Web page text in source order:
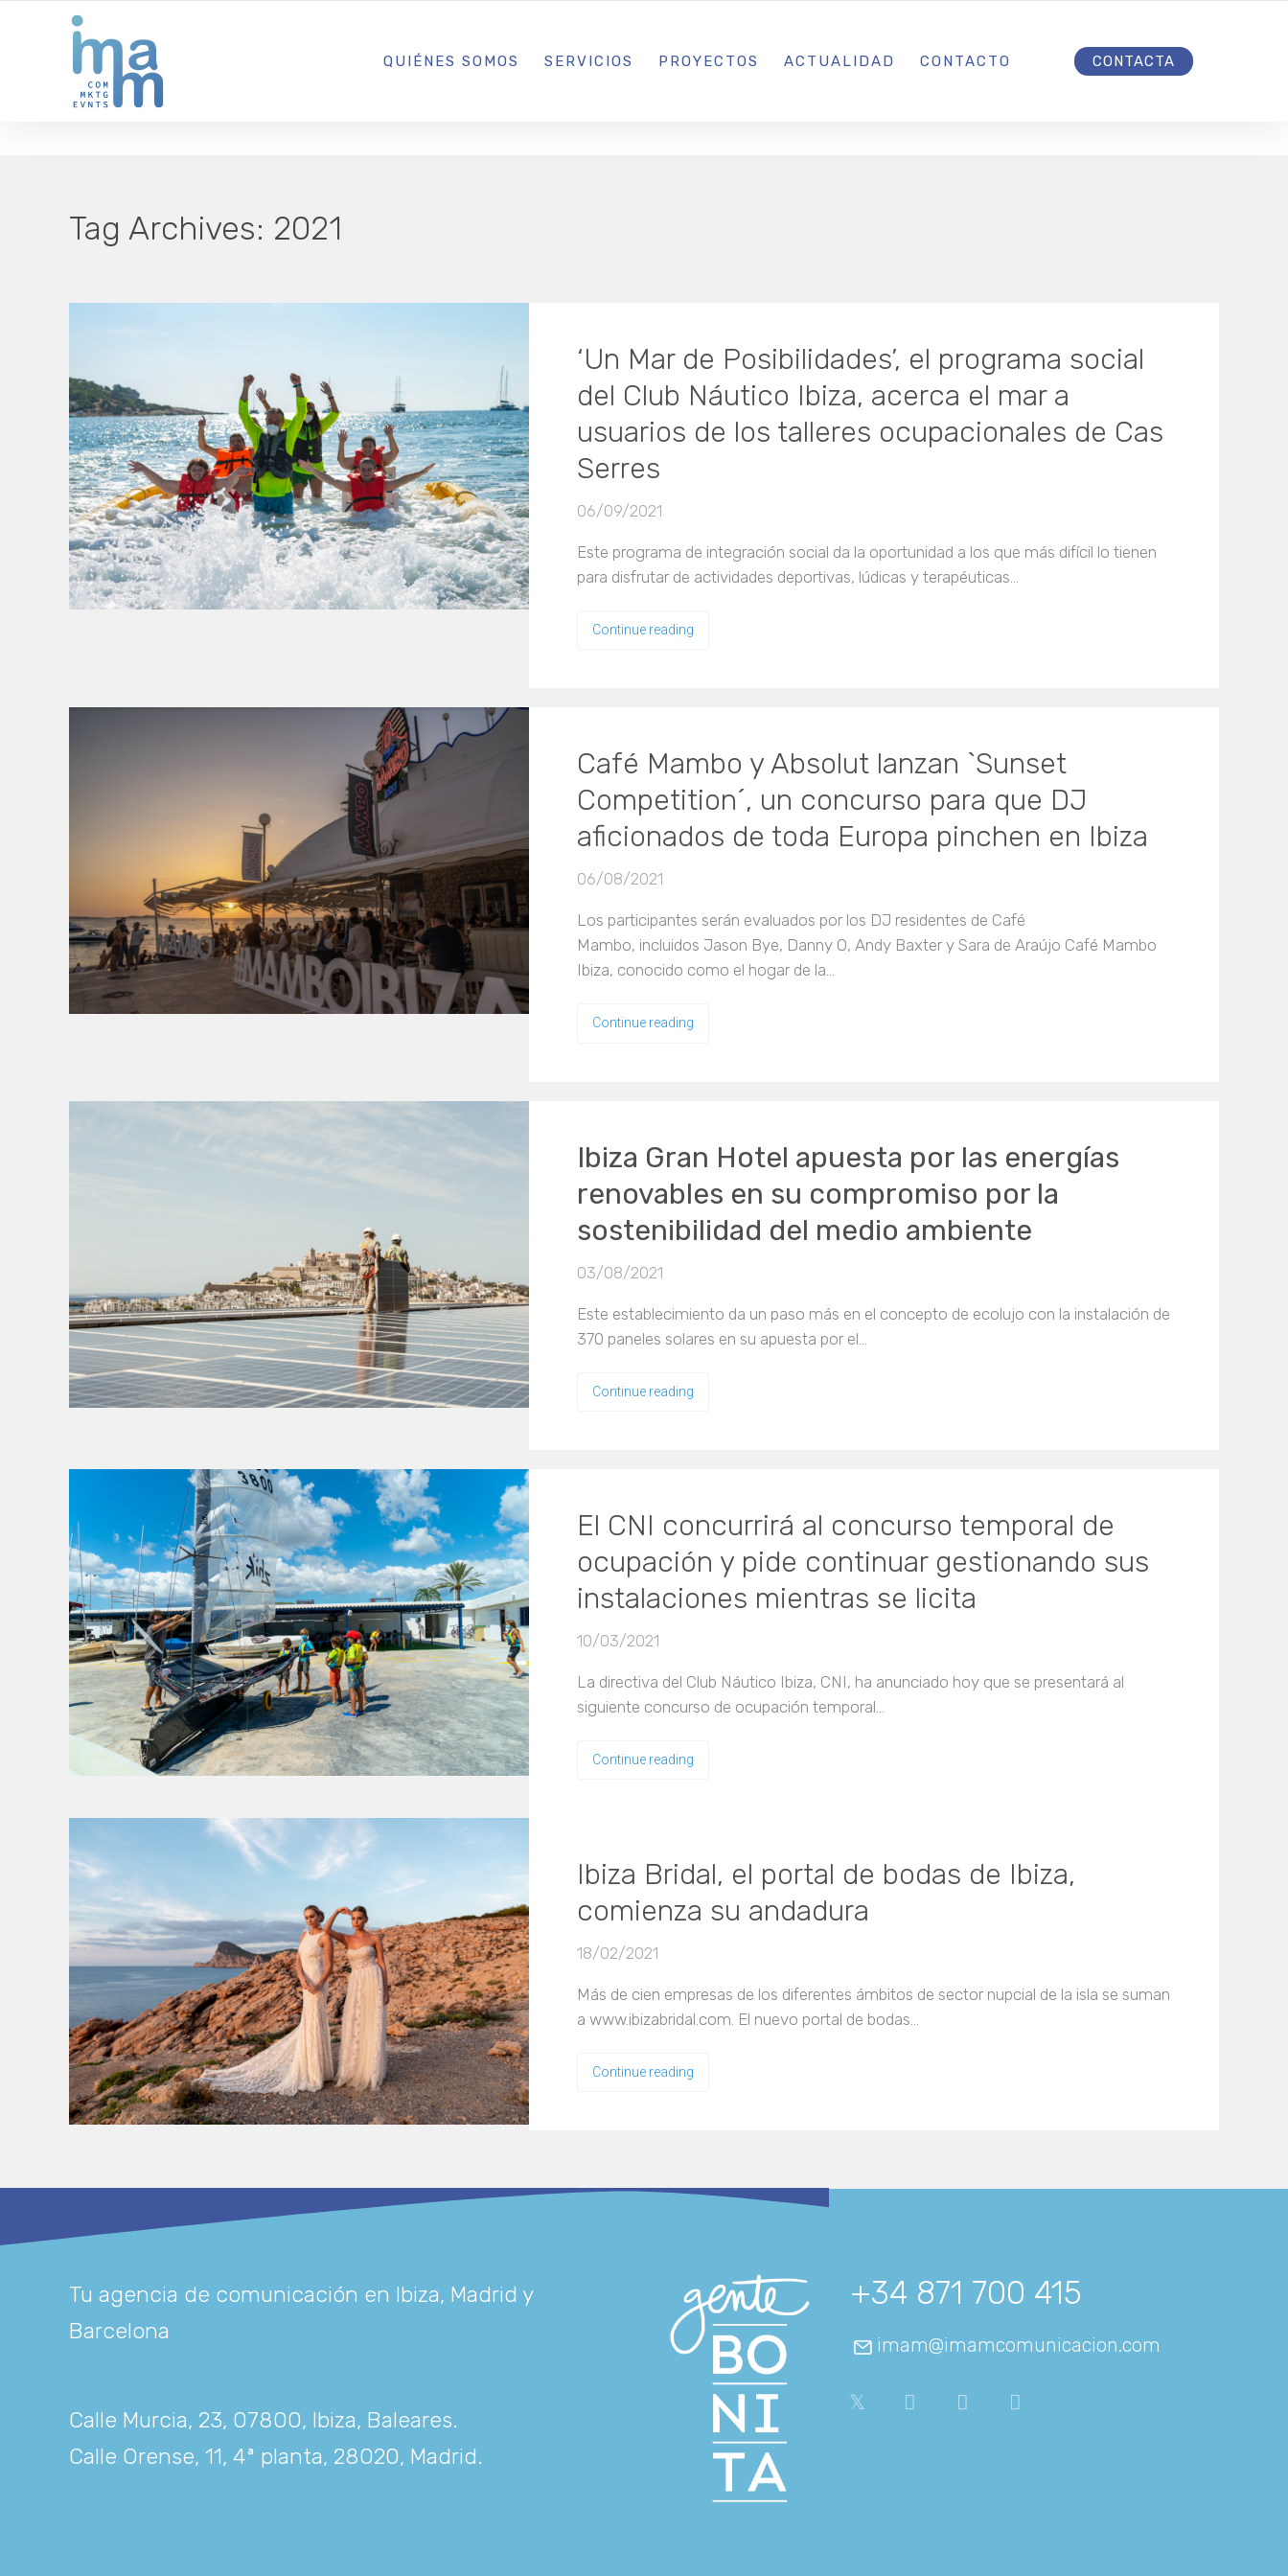
AGENCIA CREATIVA DE COMUNICACIÓN Y ESTRATEGIA DIGITAL IBIZA · MADRID · BARCELONA
QUIÉNES SOMOS SERVICIOS PROYECTOS ACTUALIDAD CONTACTO CONTACTA
Tag Archives: 2021
‘Un Mar de Posibilidades’, el programa social
del Club Náutico Ibiza, acerca el mar a
usuarios de los talleres ocupacionales de Cas
Serres
06/09/2021
Este programa de integración social da la oportunidad a los que más difícil lo tienen
para disfrutar de actividades deportivas, lúdicas y terapéuticas…
Continue reading
Café Mambo y Absolut lanzan `Sunset
Competition´, un concurso para que DJ
aficionados de toda Europa pinchen en Ibiza
06/08/2021
Los participantes serán evaluados por los DJ residentes de Café
Mambo, incluidos Jason Bye, Danny O, Andy Baxter y Sara de Araújo Café Mambo
Ibiza, conocido como el hogar de la…
Continue reading
Ibiza Gran Hotel apuesta por las energías
renovables en su compromiso por la
sostenibilidad del medio ambiente
03/08/2021
Este establecimiento da un paso más en el concepto de ecolujo con la instalación de
370 paneles solares en su apuesta por el…
Continue reading
El CNI concurrirá al concurso temporal de
ocupación y pide continuar gestionando sus
instalaciones mientras se licita
10/03/2021
La directiva del Club Náutico Ibiza, CNI, ha anunciado hoy que se presentará al
siguiente concurso de ocupación temporal...
Continue reading
Ibiza Bridal, el portal de bodas de Ibiza,
comienza su andadura
18/02/2021
Más de cien empresas de los diferentes ámbitos de sector nupcial de la isla se suman
a www.ibizabridal.com. El nuevo portal de bodas…
Continue reading
Tu agencia de comunicación en Ibiza, Madrid y
Barcelona
Calle Murcia, 23, 07800, Ibiza, Baleares.
Calle Orense, 11, 4ª planta, 28020, Madrid.
+34 871 700 415
imam@imamcomunicacion.com